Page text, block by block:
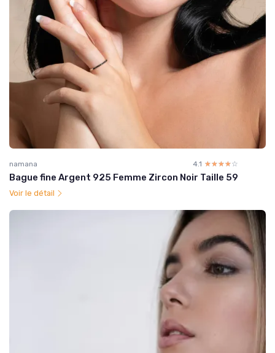
namana 4.1 ☆☆☆☆☆
★★★★★
Bague fine Argent 925 Femme Zircon Noir Taille 59
Voir le détail